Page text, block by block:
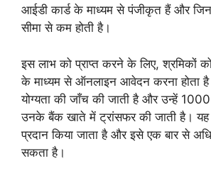
आईडी कार्ड के माध्यम से पंजीकृत हैं और
सीमा से कम होती है।
इस लाभ को प्राप्त करने के लिए, श्रमिकों
के माध्यम से ऑनलाइन आवेदन करना होता
योग्यता की जाँच की जाती है और उन्हें 1000
उनके बैंक खाते में ट्रांसफर की जाती है। यह
प्रदान किया जाता है और इसे एक बार से
सकता है।